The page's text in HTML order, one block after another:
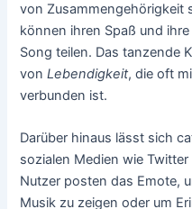
von Zusammengehörigkeit
können ihren Spaß und
Song teilen. Das tanzende
vonLebendigkeit, die oft
verbunden ist.
Darüber hinaus lässt sich
sozialen Medien wie
Nutzer posten das Emote,
Musik zu zeigen oder um